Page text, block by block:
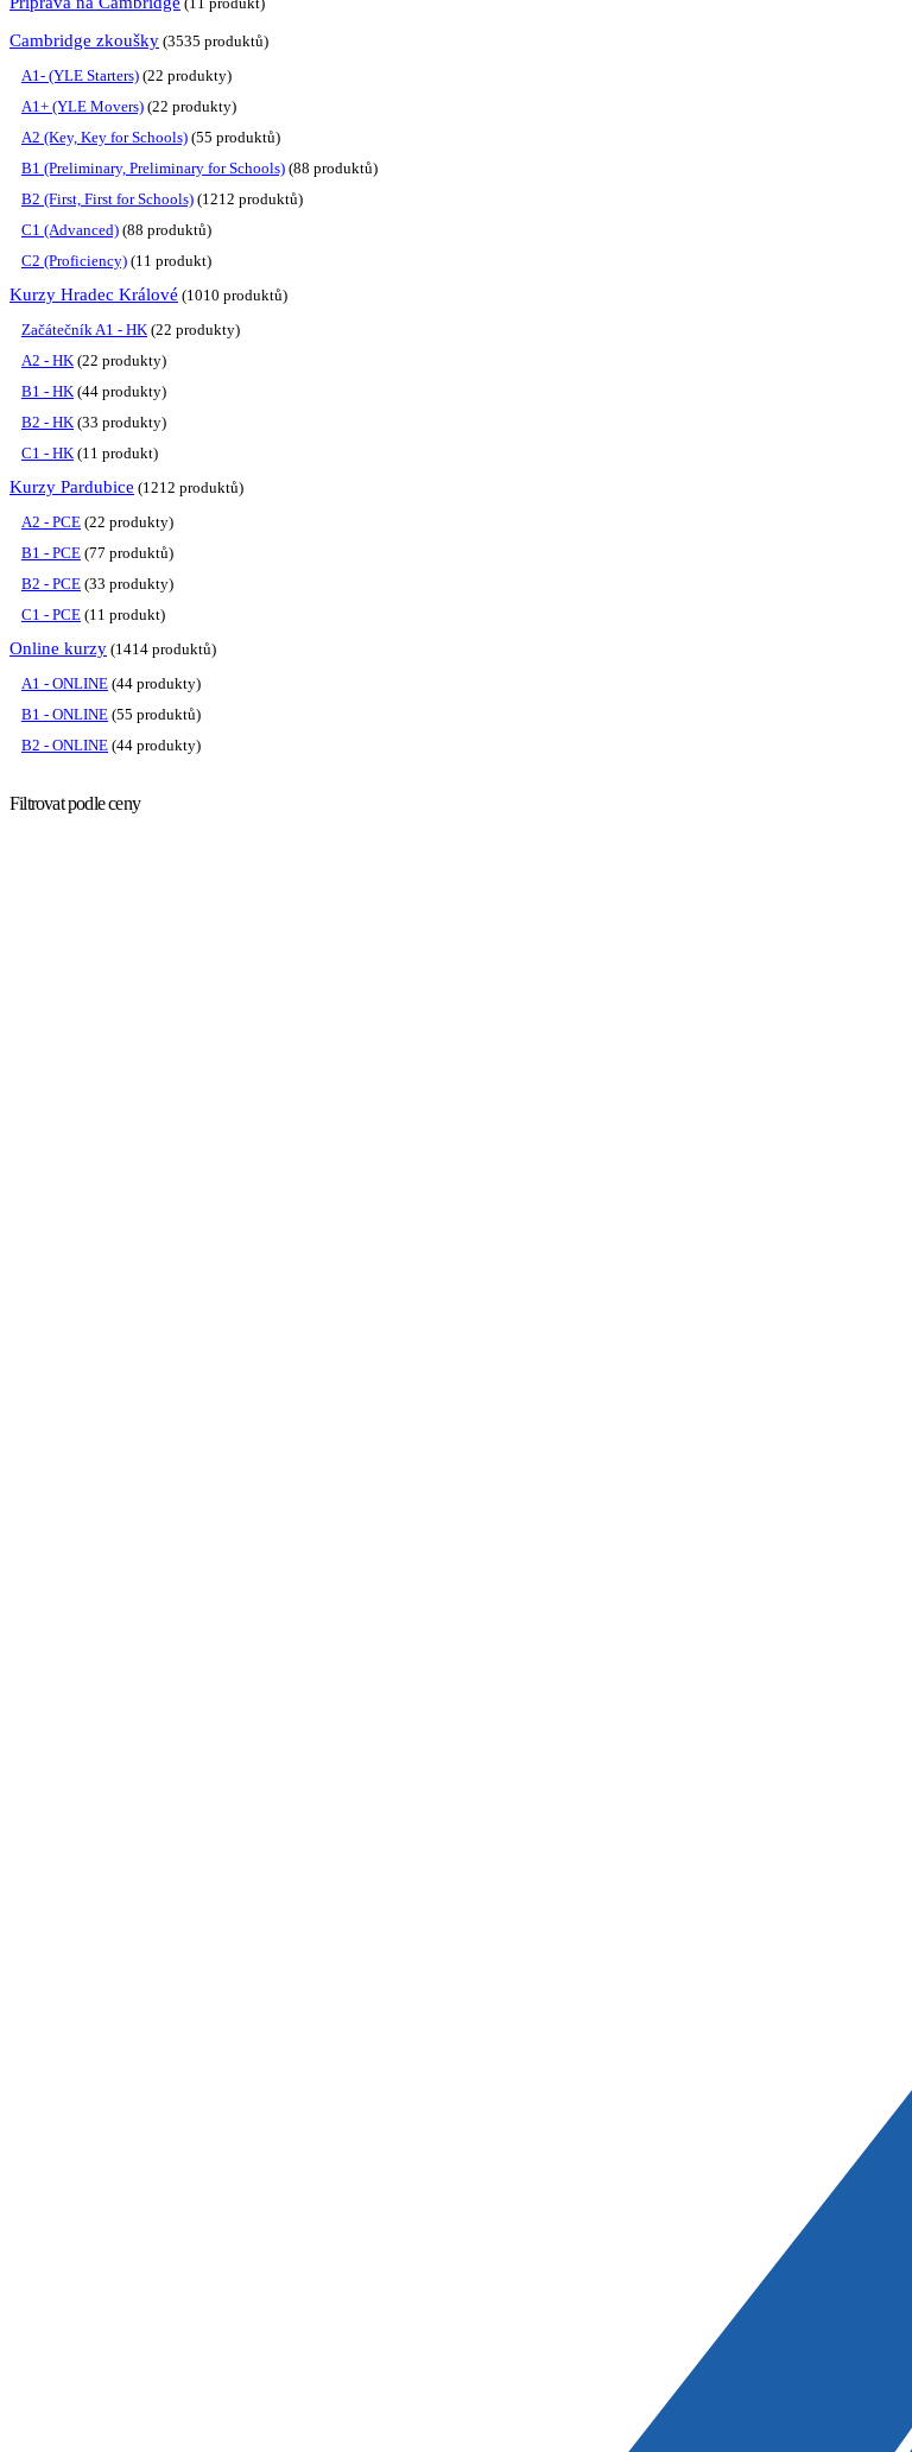
Cambridge zkoušky 3535 produktů
A1- (YLE Starters) 22 produkty
A1+ (YLE Movers) 22 produkty
A2 (Key, Key for Schools) 55 produktů
B1 (Preliminary, Preliminary for Schools) 88 produktů
B2 (First, First for Schools) 1212 produktů
C1 (Advanced) 88 produktů
C2 (Proficiency) 11 produkt
Kurzy Hradec Králové 1010 produktů
Začátečník A1 - HK 22 produkty
A2 - HK 22 produkty
B1 - HK 44 produkty
B2 - HK 33 produkty
C1 - HK 11 produkt
Kurzy Pardubice 1212 produktů
A2 - PCE 22 produkty
B1 - PCE 77 produktů
B2 - PCE 33 produkty
C1 - PCE 11 produkt
Online kurzy 1414 produktů
A1 - ONLINE 44 produkty
B1 - ONLINE 55 produktů
B2 - ONLINE 44 produkty
Filtrovat podle ceny